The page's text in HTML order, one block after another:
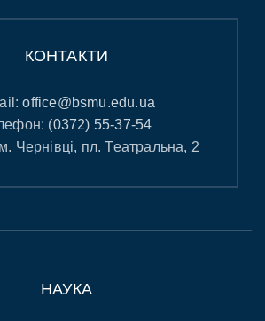
КОНТАКТИ
office@bsmu.edu.ua
(0372) 55-37-54
Чернівці, пл. Театральна, 2
НАУКА